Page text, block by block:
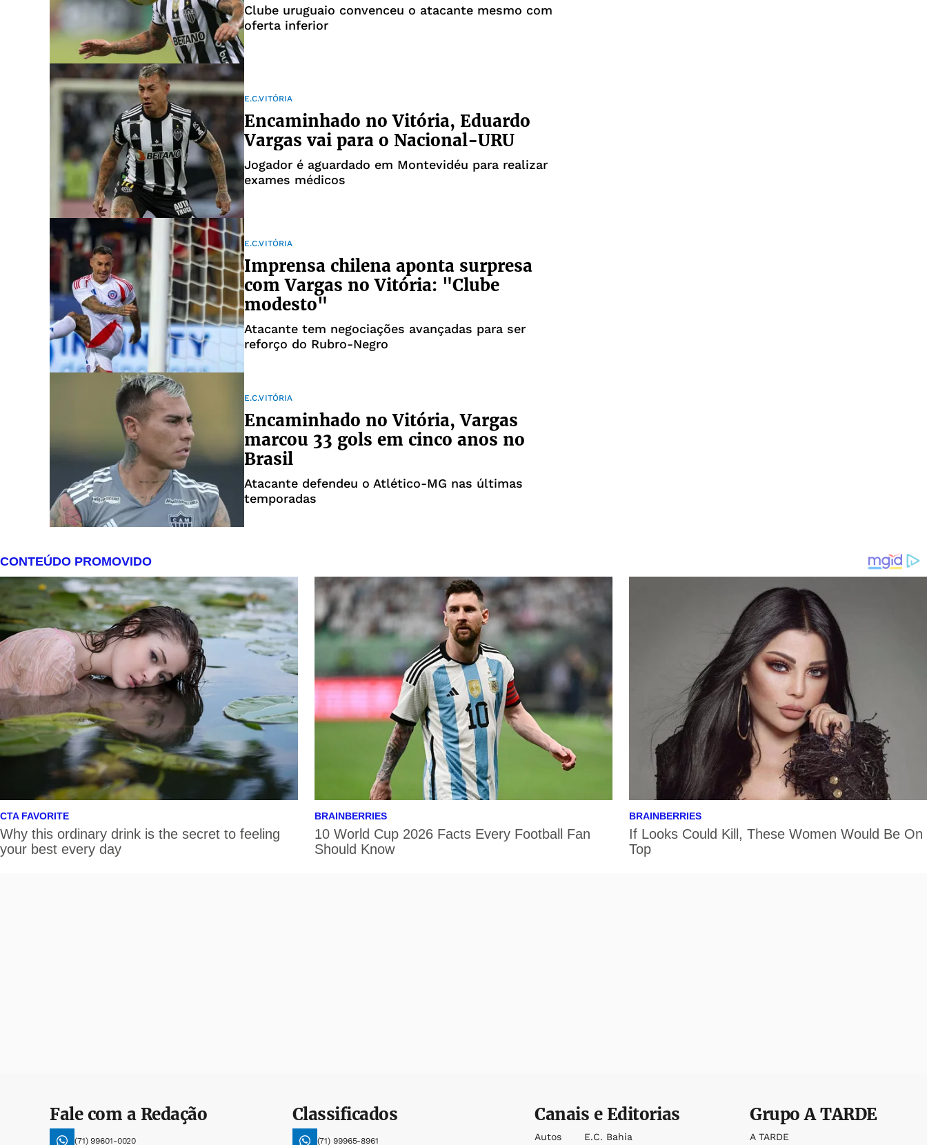
Clube uruguaio convenceu o atacante mesmo com
oferta inferior
E.C.VITÓRIA
Encaminhado no Vitória, Eduardo
Vargas vai para o Nacional-URU
Jogador é aguardado em Montevidéu para realizar
exames médicos
E.C.VITÓRIA
Imprensa chilena aponta surpresa
com Vargas no Vitória: "Clube
modesto"
Atacante tem negociações avançadas para ser
reforço do Rubro-Negro
E.C.VITÓRIA
Encaminhado no Vitória, Vargas
marcou 33 gols em cinco anos no
Brasil
Atacante defendeu o Atlético-MG nas últimas
temporadas
Fale com a Redação
(71) 99601-0020
Classificados
(71) 99965-8961
Canais e Editorias
Autos E.c. Bahia
GrupoA TARDE
A TARDE